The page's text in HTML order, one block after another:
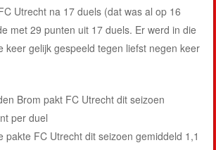
Utrecht na 17 duels (dat was al op 16
met 29 punten uit 17 duels. Er werd in die
keer gelijk gespeeld tegen liefst negen keer
Brom pakt FC Utrecht dit seizoen
per duel
pakte FC Utrecht dit seizoen gemiddeld 1,1